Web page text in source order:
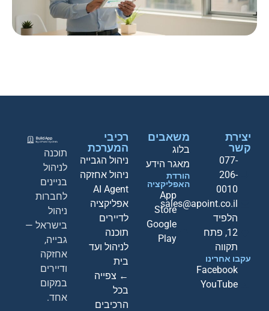
תוכנה
לניהול
בניינים
לחברות
ניהול
בישראל —
גבייה,
אחזקה
ודיירים
במקום
אחד.
רכיבי
המערכת
ניהול הגבייה
ניהול אחזקה
AI Agent
אפליקציה
לדיירים
תוכנה
לניהול ועד
בית
← צפייה
בכל
הרכיבים
משאבים
בלוג
מאגר הידע
הורדת
האפליקציה
App
Store
Google
Play
יצירת
קשר
077-
206-
0010
sales@apoint.co.il
הלפיד
12, פתח
תקווה
עקבו אחרינו
Facebook
YouTube